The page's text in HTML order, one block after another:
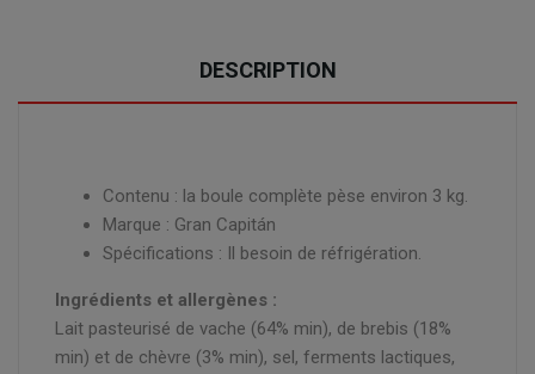
DESCRIPTION
Contenu : la boule complète pèse environ 3 kg.
Marque : Gran Capitán
Spécifications : Il besoin de réfrigération.
Ingrédients et allergènes :
Lait pasteurisé de vache (64% min), de brebis (18%
min) et de chèvre (3% min), sel, ferments lactiques,